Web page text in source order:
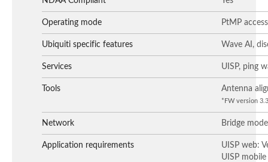
Operating mode PtMP
Ubiquiti specific features Wave AI,
Services UISP, ping
Tools Antenna
*FW version
Network Bridge mode
Application requirements
UISP web:
UISP